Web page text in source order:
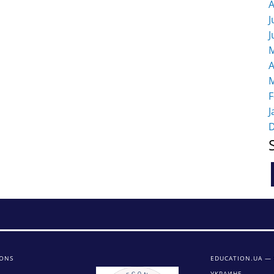
EDUCATION.UA